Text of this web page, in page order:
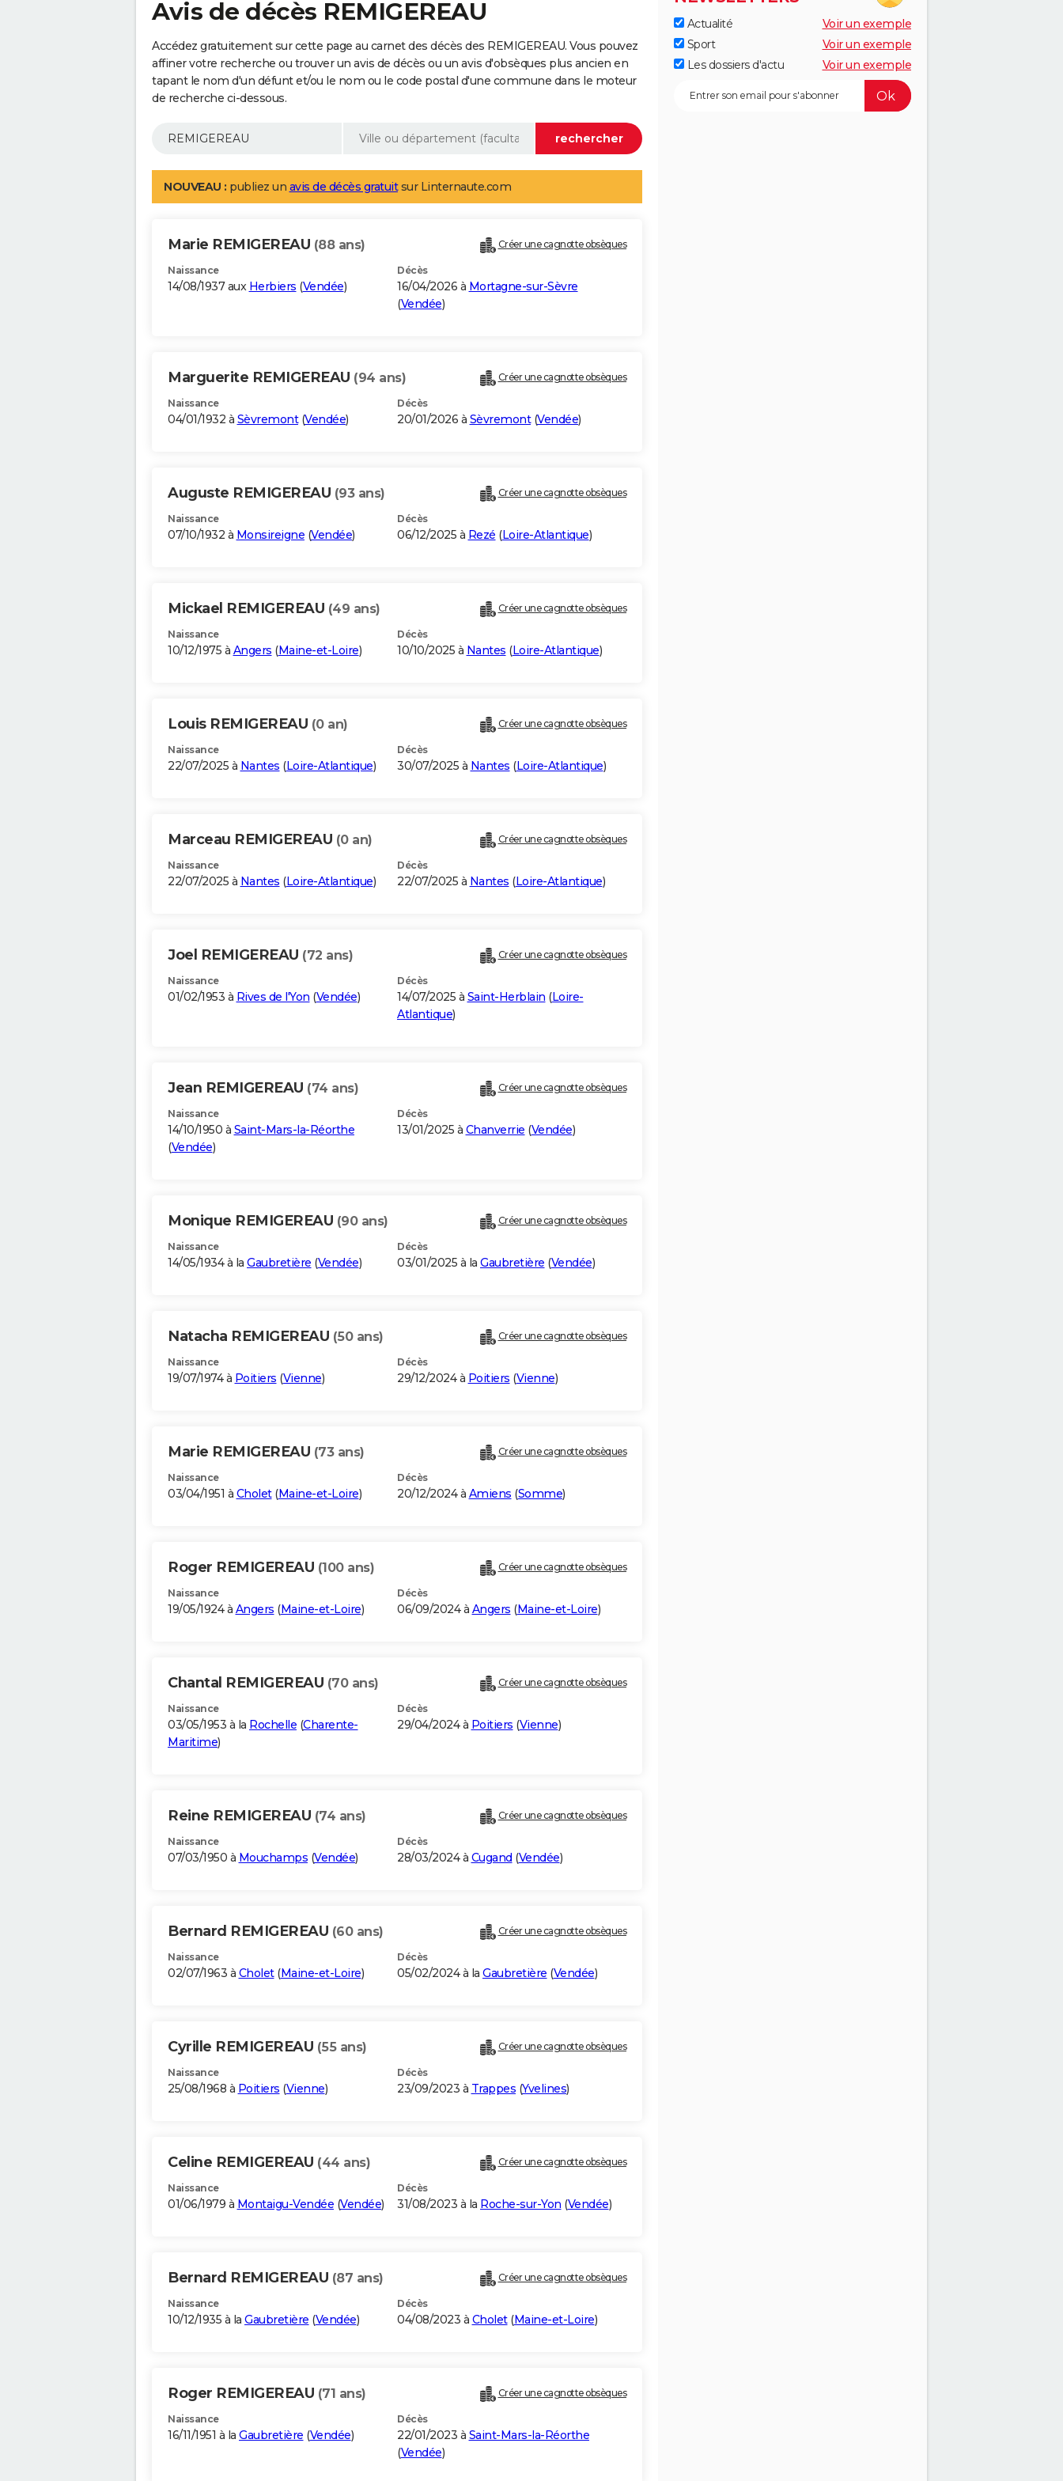
Avis de décès REMIGEREAU
Accédez gratuitement sur cette page au carnet des décès des REMIGEREAU. Vous pouvez
affiner votre recherche ou trouver un avis de décès ou un avis d'obsèques plus ancien en
tapant le nom d'un défunt et/ou le nom ou le code postal d'une commune dans le moteur
de recherche ci-dessous.
NOUVEAU : publiez un avis de décès gratuitsur Linternaute.com
Marie REMIGEREAU (88 ans) Créer une cagnotte obsèques
Naissance
14/08/1937 aux Herbiers (Vendée)
Décès
16/04/2026 à Mortagne-sur-Sèvre
(Vendée)
Marguerite REMIGEREAU (94 ans) Créer une cagnotte obsèques
Naissance
04/01/1932 à Sèvremont(Vendée)
Décès
20/01/2026 à Sèvremont(Vendée)
Auguste REMIGEREAU (93 ans) Créer une cagnotte obsèques
Naissance
07/10/1932 à Monsireigne (Vendée)
Décès
06/12/2025 à Rezé (Loire-Atlantique)
Mickael REMIGEREAU (49 ans) Créer une cagnotte obsèques
Naissance
10/12/1975 à Angers (Maine-et-Loire)
Décès
10/10/2025 à Nantes (Loire-Atlantique)
Louis REMIGEREAU (0 an) Créer une cagnotte obsèques
Naissance
22/07/2025 à Nantes (Loire-Atlantique)
Décès
30/07/2025 à Nantes (Loire-Atlantique)
Marceau REMIGEREAU (0 an) Créer une cagnotte obsèques
Naissance
22/07/2025 à Nantes (Loire-Atlantique)
Décès
22/07/2025 à Nantes (Loire-Atlantique)
Joel REMIGEREAU (72 ans) Créer une cagnotte obsèques
Naissance
01/02/1953 à Rives de l'Yon (Vendée)
Décès
14/07/2025 à Saint-Herblain (Loire-
Atlantique)
Jean REMIGEREAU (74 ans) Créer une cagnotte obsèques
Naissance
14/10/1950 à Saint-Mars-la-Réorthe
(Vendée)
Décès
13/01/2025 à Chanverrie (Vendée)
Monique REMIGEREAU (90 ans) Créer une cagnotte obsèques
Naissance
14/05/1934 à la Gaubretière (Vendée)
Décès
03/01/2025 à la Gaubretière (Vendée)
Natacha REMIGEREAU (50 ans) Créer une cagnotte obsèques
Naissance
19/07/1974 à Poitiers (Vienne)
Décès
29/12/2024 à Poitiers (Vienne)
Marie REMIGEREAU (73 ans) Créer une cagnotte obsèques
Naissance
03/04/1951 à Cholet(Maine-et-Loire)
Décès
20/12/2024 à Amiens (Somme)
Roger REMIGEREAU (100 ans) Créer une cagnotte obsèques
Naissance
19/05/1924 à Angers (Maine-et-Loire)
Décès
06/09/2024 à Angers (Maine-et-Loire)
Chantal REMIGEREAU (70 ans) Créer une cagnotte obsèques
Naissance
03/05/1953 à la Rochelle (Charente-
Maritime)
Décès
29/04/2024 à Poitiers (Vienne)
Reine REMIGEREAU (74 ans) Créer une cagnotte obsèques
Naissance
07/03/1950 à Mouchamps (Vendée)
Décès
28/03/2024 à Cugand (Vendée)
Bernard REMIGEREAU (60 ans) Créer une cagnotte obsèques
Naissance
02/07/1963 à Cholet(Maine-et-Loire)
Décès
05/02/2024 à la Gaubretière (Vendée)
Cyrille REMIGEREAU (55 ans) Créer une cagnotte obsèques
Naissance
25/08/1968 à Poitiers (Vienne)
Décès
23/09/2023 à Trappes (Yvelines)
Celine REMIGEREAU (44 ans) Créer une cagnotte obsèques
Naissance
01/06/1979 à Montaigu-Vendée (Vendée)
Décès
31/08/2023 à la Roche-sur-Yon (Vendée)
Bernard REMIGEREAU (87 ans) Créer une cagnotte obsèques
Naissance
10/12/1935 à la Gaubretière (Vendée)
Décès
04/08/2023 à Cholet(Maine-et-Loire)
Roger REMIGEREAU (71 ans) Créer une cagnotte obsèques
Naissance
16/11/1951 à la Gaubretière (Vendée)
Décès
22/01/2023 à Saint-Mars-la-Réorthe
(Vendée)
Actualité
Voir un exemple
Sport
Voir un exemple
Les dossiers d'actu
Voir un exemple